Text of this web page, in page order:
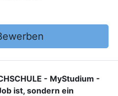
- MyStudium -
ist, sondern ein